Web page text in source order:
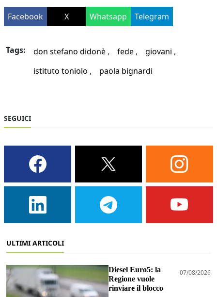
Facebook X Whatsapp Telegram
Tags: don stefano didonè fede
giovani
istituto toniolo
paola bignardi
SEGUICI
ULTIMI ARTICOLI
Diesel Euro5: la
Regione vuole
rinviare il blocco
07/08/2026